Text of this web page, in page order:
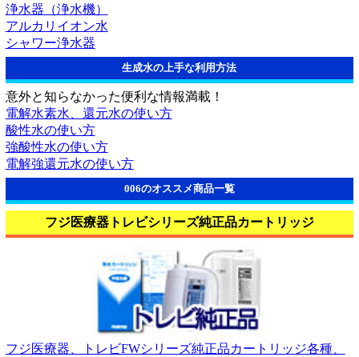
浄水器（浄水機）
アルカリイオン水
シャワー浄水器
生成水の上手な利用方法
意外と知らなかった便利な情報満載！
電解水素水、還元水の使い方
酸性水の使い方
強酸性水の使い方
電解強還元水の使い方
006のオススメ商品一覧
フジ医療器トレビシリーズ純正品カートリッジ
フジ医療器、トレビFWシリーズ純正品カートリッジ各種、